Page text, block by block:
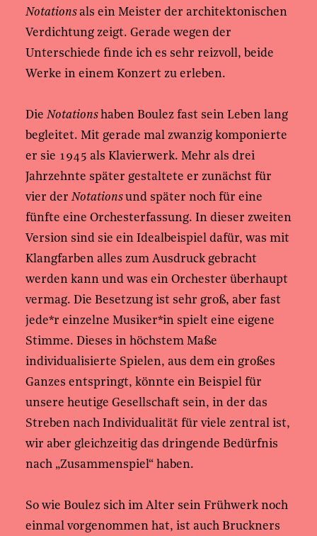
Notationsals ein Meister der architektonischen
Verdichtung zeigt. Gerade wegen der
Unterschiede finde ich es sehr reizvoll, beide
Werke in einem Konzert zu erleben.
Die Notationshaben Boulez fast sein Leben lang
begleitet. Mit gerade mal zwanzig komponierte
er sie 1945 als Klavierwerk. Mehr als drei
Jahrzehnte später gestaltete er zunächst für
vier der Notationsund später noch für eine
fünfte eine Orchesterfassung. In dieser zweiten
Version sind sie ein Idealbeispiel dafür, was mit
Klangfarben alles zum Ausdruck gebracht
werden kann und was ein Orchester überhaupt
vermag. Die Besetzung ist sehr groß, aber fast
jede*r einzelne Musiker*in spielt eine eigene
Stimme. Dieses in höchstem Maße
individualisierte Spielen, aus dem ein großes
Ganzes entspringt, könnte ein Beispiel für
unsere heutige Gesellschaft sein, in der das
Streben nach Individualität für viele zentral ist,
wir aber gleichzeitig das dringende Bedürfnis
nach „Zusammenspiel“ haben.
So wie Boulez sich im Alter sein Frühwerk noch
einmal vorgenommen hat, ist auch Bruckners